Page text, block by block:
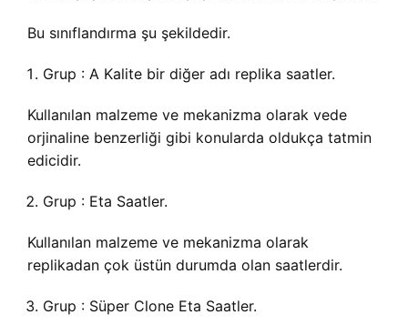
Bu sınıflandırma şu şekildedir.
Grup : A Kalite bir diğer adı replika saatler.
Kullanılan malzeme ve mekanizma olarak vede
orjinaline benzerliği gibi konularda oldukça tatmin
edicidir.
Grup : Eta Saatler.
Kullanılan malzeme ve mekanizma olarak
replikadan çok üstün durumda olan saatlerdir.
Grup : Süper Clone Eta Saatler.